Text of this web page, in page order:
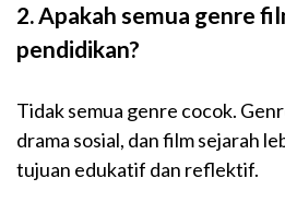
2. Apakah semua genre
pendidikan?
Tidak semua genre cocok.
drama sosial, dan film sejarah
tujuan edukatif dan reflektif.